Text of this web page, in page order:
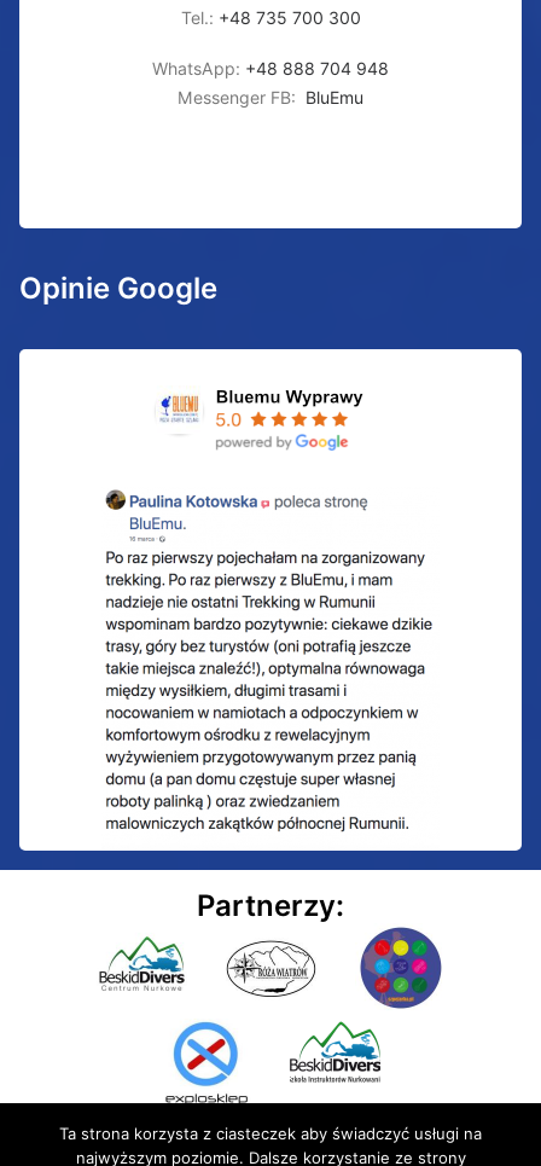
Tel.: +48 735 700 300
WhatsApp: +48 888 704 948
Messenger FB: BluEmu
Opinie Google
Partnerzy:
Ta strona korzysta z ciasteczek aby świadczyć usługi na
najwyższym poziomie. Dalsze korzystanie ze strony